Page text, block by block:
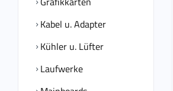
Kabel u. Adapter
Kühler u. Lüfter
Laufwerke